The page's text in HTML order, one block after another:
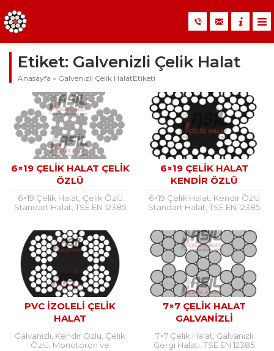
Etiket: Galvenizli Çelik Halat
Anasayfa » Galvenizli Çelik HalatEtiketi
6×19 ÇELIK HALAT ÇELIK
ÖZLÜ
6×19 Çelik Halat, Çelik Özlü
Standart Halat, TSE EN 12385
6×19 ÇELIK HALAT
KENDIR ÖZLÜ
6×19 Çelik Halat, Kendir Özlü
Standart Halat, TSE EN 12385
PVC İZOLELI ÇELIK
HALAT
Galvanizli, Kendir Özlü, Çelik
Özlü, Monotoron ve
7×7 ÇELIK HALAT
GALVANIZLI
7×7 Çelik Halat, Galvanizli
Gergi Halatı, TSE EN 12385